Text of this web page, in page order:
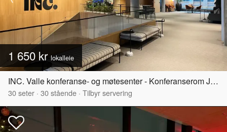
1 650 kr lokalleie
INC. Valle konferanse- og møtesenter - Konferanserom Jordal
30seter · 30stående · Tilbyr servering